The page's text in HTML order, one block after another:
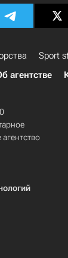
Sport
агентстве